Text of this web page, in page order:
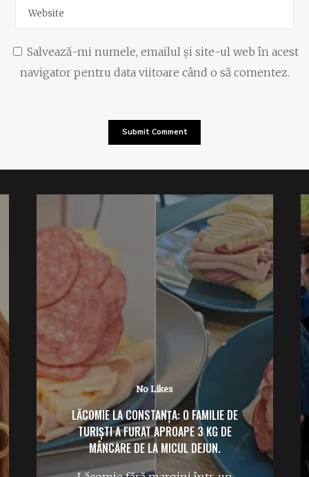
Salvează-mi numele, emailul și site-ul web în acest
navigator pentru data viitoare când o să comentez.
No Likes
LĂCOMIE LA CONSTANȚA: O FAMILIE DE
TURIȘTI A FURAT APROAPE 3 KG DE
MÂNCARE DE LA MICUL DEJUN.